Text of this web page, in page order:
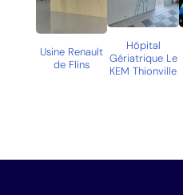
Usine Renault
de Flins
Hôpital
Gériatrique Le
KEM Thionville